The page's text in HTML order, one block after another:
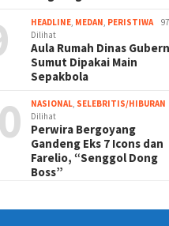
HEADLINE, MEDAN, PERISTIWA
97
Dilihat
Aula Rumah Dinas
Sumut Dipakai Main
Sepakbola
NASIONAL, SELEBRITIS/HIBURAN
Dilihat
Perwira Bergoyang
Gandeng Eks 7 Icons dan
Farelio, “Senggol Dong
Boss”